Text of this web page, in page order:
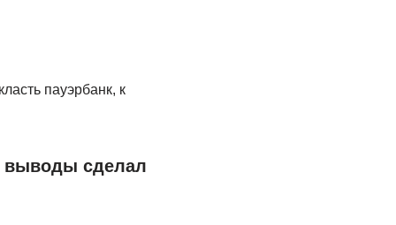
пауэрбанк, к
выводы сделал